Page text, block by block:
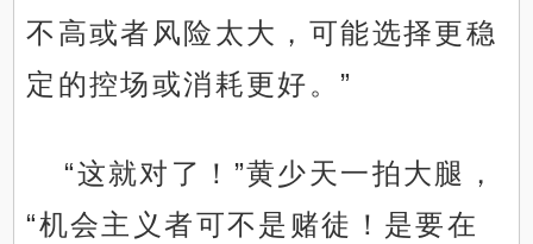
不高或者风险太大，可能选择更稳
定的控场或消耗更好。”
“这就对了！”黄少天一拍大腿，
“机会主义者可不是赌徒！是要在